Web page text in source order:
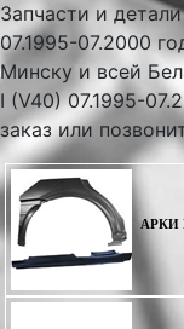
Запчасти и
07.1995-07.2000
Минску и всей
I (V40) 07.1995-
заказ или
АРКИ